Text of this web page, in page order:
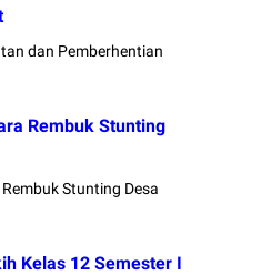
dan Pemberhentian
Rembuk Stunting
Stunting Desa
Kelas 12 Semester I